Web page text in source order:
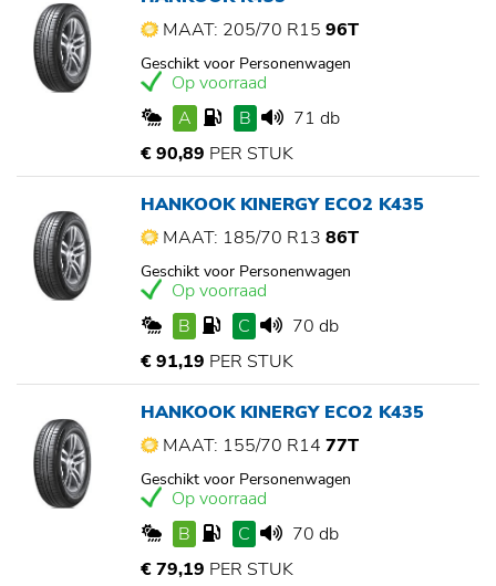
MAAT: 205/70 R15 96T
Geschikt voor Personenwagen
Op voorraad
A
B
71 db
€ 90,89 PER STUK
HANKOOK KINERGY ECO2 K435
MAAT: 185/70 R13 86T
Geschikt voor Personenwagen
Op voorraad
B
C
70 db
€ 91,19 PER STUK
HANKOOK KINERGY ECO2 K435
MAAT: 155/70 R14 77T
Geschikt voor Personenwagen
Op voorraad
B
C
70 db
€ 79,19 PER STUK